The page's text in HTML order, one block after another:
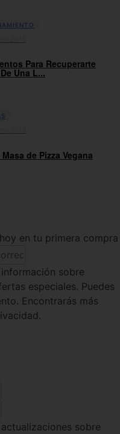
Para Recuperarte
Una L...
de Pizza Vegana
en tu primera compra
sobre
especiales. Puedes
Encontrarás más
sobre